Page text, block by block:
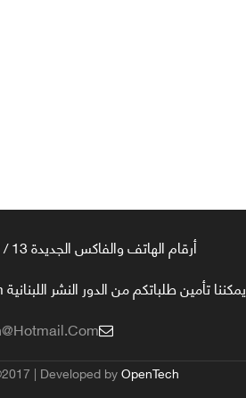
أرقام الهاتف والفاكس الجديدة 13 / 12 / 11 / 804810 - 5 - 00961
يمكننا تأمين طلباتكم من الدور النشر اللبنانية sales@al-ilmiyah.com خدمتكم تسعدنا
| Developed byOpenTech